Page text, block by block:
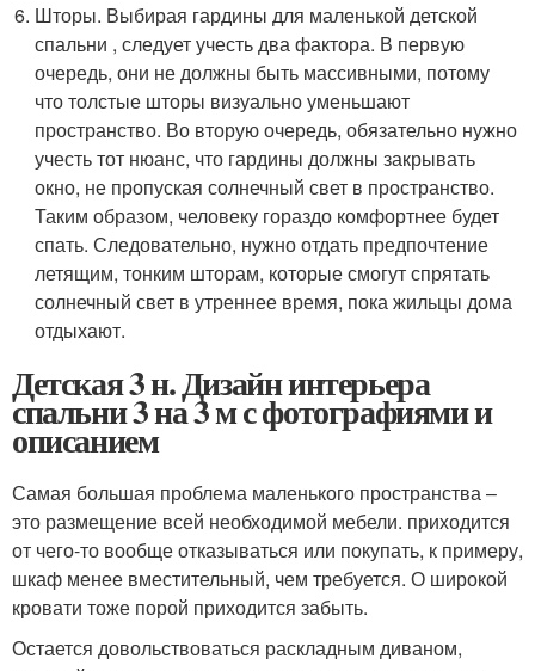
Шторы. Выбирая гардины для маленькой детской
спальни , следует учесть два фактора. В первую
очередь, они не должны быть массивными, потому
что толстые шторы визуально уменьшают
пространство. Во вторую очередь, обязательно нужно
учесть тот нюанс, что гардины должны закрывать
окно, не пропуская солнечный свет в пространство.
Таким образом, человеку гораздо комфортнее будет
спать. Следовательно, нужно отдать предпочтение
летящим, тонким шторам, которые смогут спрятать
солнечный свет в утреннее время, пока жильцы дома
отдыхают.
Детская 3 н. Дизайн интерьера
спальни 3 на 3 м с фотографиями и
описанием
Самая большая проблема маленького пространства –
это размещение всей необходимой мебели. приходится
от чего-то вообще отказываться или покупать, к примеру,
шкаф менее вместительный, чем требуется. О широкой
кровати тоже порой приходится забыть.
Остается довольствоваться раскладным диваном,